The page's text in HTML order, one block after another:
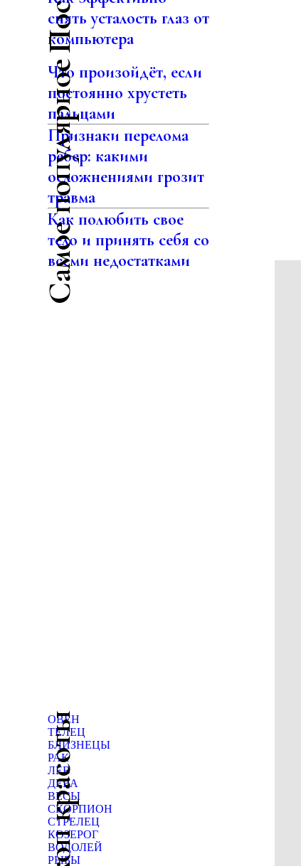
снять усталость глаз от
компьютера
Самое популярное
Что произойдёт, если
постоянно хрустеть
пальцами
Признаки перелома
ребер: какими
осложнениями грозит
травма
Как полюбить свое
тело и принять себя со
всеми недостатками
ОВЕН
ТЕЛЕЦ
БЛИЗНЕЦЫ
РАК
ЛЕВ
ДЕВА
ВЕСЫ
СКОРПИОН
СТРЕЛЕЦ
КОЗЕРОГ
ВОДОЛЕЙ
РЫБЫ